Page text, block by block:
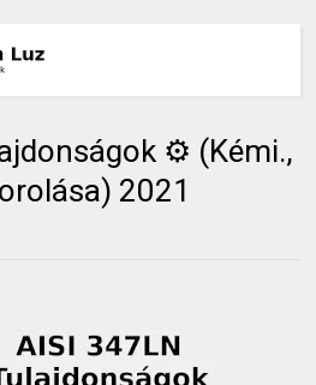
⚙️ (Kémi.,
2021